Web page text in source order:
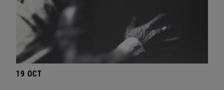
19 OCT